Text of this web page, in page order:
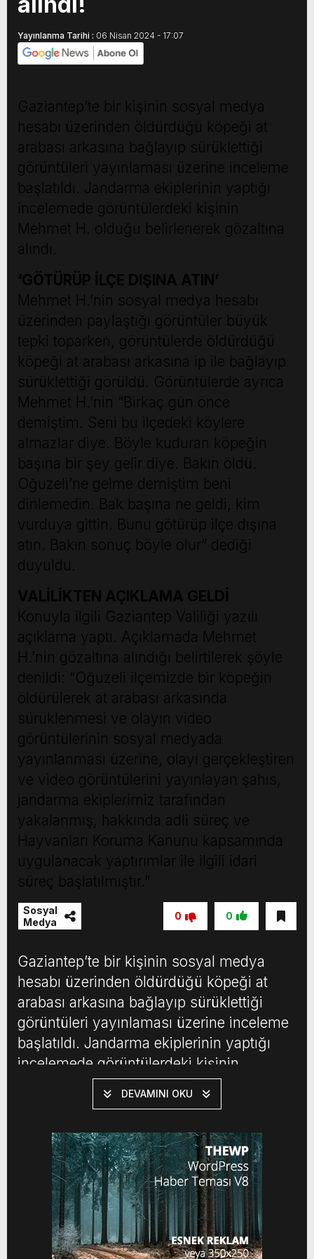
Yayınlanma Tarihi : 06 Nisan 2024 - 17:07
Gaziantep’te bir kişinin sosyal medya
hesabı üzerinden öldürdüğü köpeği at
arabası arkasına bağlayıp sürüklettiği
görüntüleri yayınlaması üzerine inceleme
başlatıldı. Jandarma ekiplerinin yaptığı
incelemede görüntülerdeki kişinin
Mehmet H. olduğu belirlenerek gözaltına
alındı.
‘GÖTÜRÜP İLÇE DIŞINA ATIN’
Mehmet H.’nin sosyal medya hesabı
üzerinden paylaştığı görüntüler büyük
tepki toparken, görüntülerde öldürdüğü
köpeği at arabası arkasına ip ile bağlayıp
sürüklettiği görüldü. Görüntülerde ayrıca
Mehmet H.’nin ”Birkaç gün önce
demiştim. Seni bu ilçedeki köylere
almazlar diye. Böyle kuduran köpeğin
başına bir şey gelir diye. Bakın öldü.
Oğuzeli’ne gelme demiştim beni
dinlemedin. Bak başına ne geldi, kim
vurduya gittin. Bunu götürüp ilçe dışına
atın. Bakın sonuç böyle olur” dediği
duyuldu.
VALİLİKTEN AÇIKLAMA GELDİ
Konuyla ilgili Gaziantep Valiliği yazılı
açıklama yaptı. Açıklamada Mehmet
H.’nin gözaltına alındığı belirtilerek şöyle
denildi: “Oğuzeli ilçemizde bir köpeğin
öldürülerek at arabası arkasında
sürüklenmesi ve olayın video
görüntülerinin sosyal medyada
yayınlanması üzerine, olayı gerçekleştiren
ve video görüntülerini yayınlayan şahıs,
jandarma ekiplerimiz tarafından
yakalanmış, hakkında adli süreç ve
Hayvanları Koruma Kanunu kapsamında
uygulanacak yaptırımlar ile ilgili idari
süreç başlatılmıştır.”
Sosyal
Medya
0
0
Gaziantep’te bir kişinin sosyal medya
hesabı üzerinden öldürdüğü köpeği at
arabası arkasına bağlayıp sürüklettiği
görüntüleri yayınlaması üzerine inceleme
başlatıldı. Jandarma ekiplerinin yaptığı
incelemede görüntülerdeki kişinin
Mehmet H. olduğu belirlenerek gözaltına
alındı. ‘GÖTÜRÜP İLÇE DIŞINA ATIN’
üzerinden paylaştığı görüntüler büyük
tepki toparken, görüntülerde öldürdüğü
köpeği at arabası arkasına ip ile bağlayıp
DEVAMINI OKU